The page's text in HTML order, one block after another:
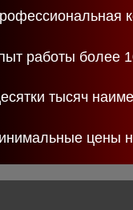
работы более
тысяч
цены